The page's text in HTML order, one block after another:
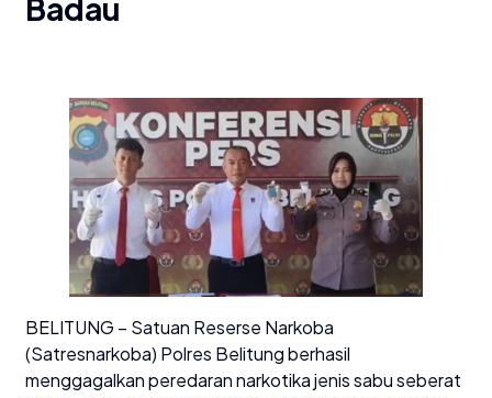
Badau
BELITUNG – Satuan Reserse Narkoba
(Satresnarkoba) Polres Belitung berhasil
menggagalkan peredaran narkotika jenis sabu seberat